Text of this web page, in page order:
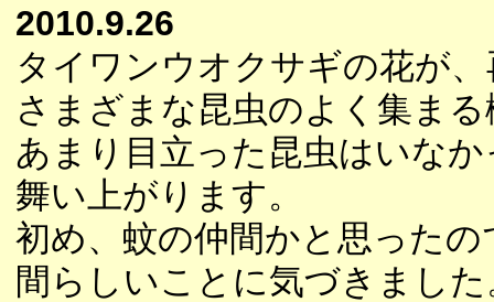
2010.9.26
タイワンウオクサギの花が
さまざまな昆虫のよく集ま
あまり目立った昆虫はいな
舞い上がります。
初め、蚊の仲間かと思った
間らしいことに気づきました